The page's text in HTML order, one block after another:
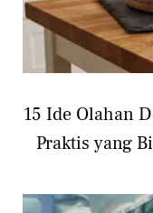
15 Ide Olahan
Praktis yang